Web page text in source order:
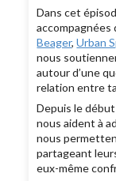
Dans cet
accompagnées
Beager,Urban
nous
autour d’une
relation entre
Depuis le
nous aident à
nous
partageant
eux-même